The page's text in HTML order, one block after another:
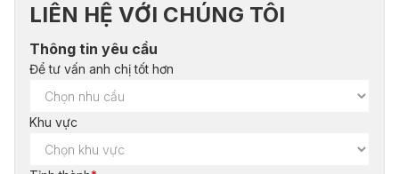
LIÊN HỆ VỚI CHÚNG TÔI
Thông tin yêu cầu
Để tư vấn anh chị tốt hơn
Khu vực